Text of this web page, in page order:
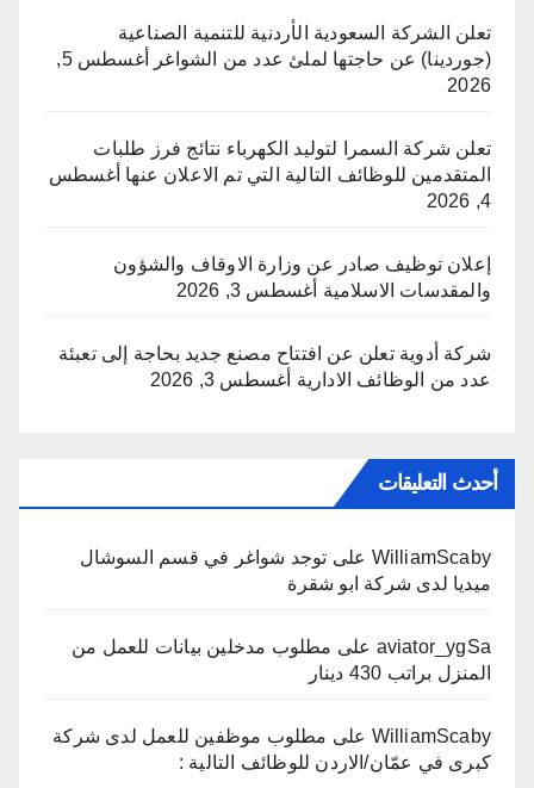
تعلن الشركة السعودية الأردنية للتنمية الصناعية
(جوردينا) عن حاجتها لملئ عدد من الشواغر
أغسطس 5,
2026
تعلن شركة السمرا لتوليد الكهرباء نتائج فرز طلبات
المتقدمين للوظائف التالية التي تم الاعلان عنها أغسطس
4, 2026
إعلان توظيف صادر عن وزارة الاوقاف والشؤون
والمقدسات الاسلامية أغسطس 3, 2026
شركة أدوية تعلن عن افتتاح مصنع جديد بحاجة إلى تعبئة
عدد من الوظائف الادارية أغسطس 3, 2026
أحدث التعليقات
WilliamScaby على توجد شواغر في قسم السوشال
ميديا لدى شركة ابو شقرة
aviator_ygSa على مطلوب مدخلين بيانات للعمل من
المنزل براتب 430 دينار
WilliamScaby على مطلوب موظفين للعمل لدى شركة
كبرى في عمّان/الاردن للوظائف التالية :